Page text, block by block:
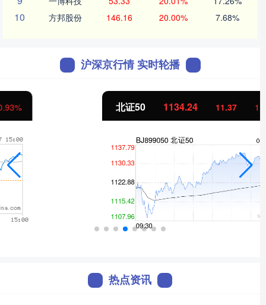
10 方邦股份 146.16 20.00% 7.68%
沪深京行情 实时轮播
1134.24 11.37 1.01%
热点资讯